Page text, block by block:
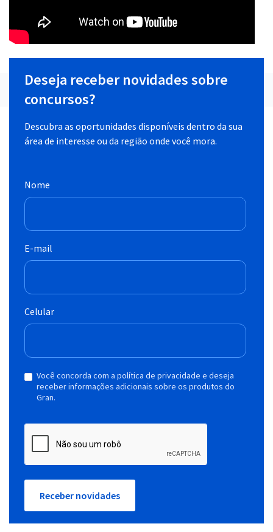
Deseja receber novidades sobre
concursos?
Descubra as oportunidades disponíveis dentro da sua
área de interesse ou da região onde você mora.
Nome
E-mail
Celular
Você concorda com a política de privacidade e deseja
receber informações adicionais sobre os produtos do
Gran.
Receber novidades